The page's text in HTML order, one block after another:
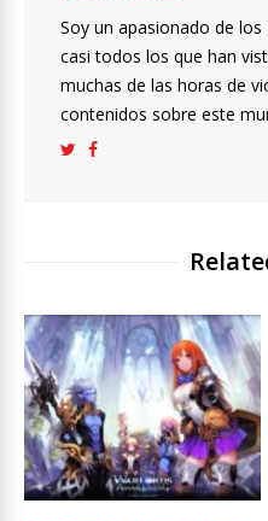
Soy un apasionado de
casi todos los que han
muchas de las horas de
contenidos sobre este